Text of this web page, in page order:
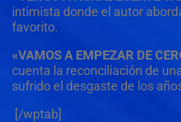
intimista donde el autor
favorito.
«VAMOS A EMPEZAR DE
cuenta la reconciliación de
sufrido el desgaste de los
[/wptab]